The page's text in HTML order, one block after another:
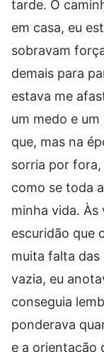
tarde. O
em casa, eu
sobravam
demais para
estava me
um medo e
que, mas na
sorria por
como se toda
minha vida. Às
escuridão que
muita falta das
vazia, eu
conseguia
ponderava
e a orientação